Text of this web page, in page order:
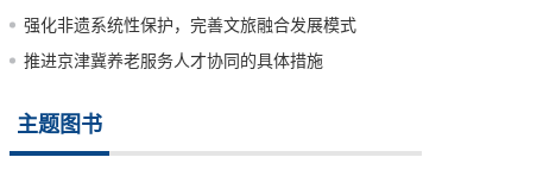
强化非遗系统性保护，完善文旅融合发展模式
推进京津冀养老服务人才协同的具体措施
主题图书